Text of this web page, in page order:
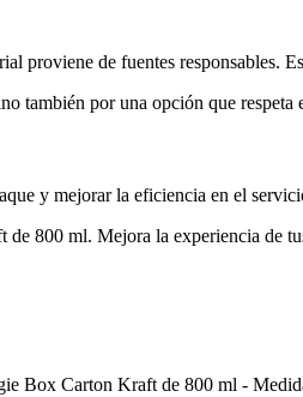
proviene de fuentes responsables.
también por una opción que respeta
y mejorar la eficiencia en el
800 ml. Mejora la experiencia de
Box Carton Kraft de 800 ml -